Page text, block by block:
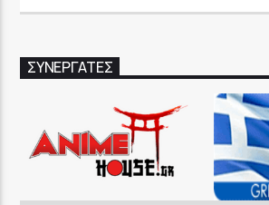
ΣΥΝΕΡΓΑΤΕΣ